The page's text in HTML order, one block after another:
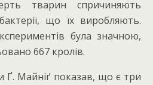
тварин спричиняють
що їх виробляють.
була значною,
667 кролів.
Ґ. Майніґ показав, що є три